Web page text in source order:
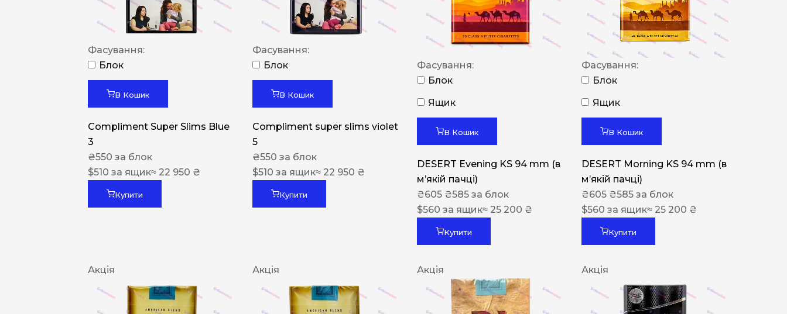
Фасування:
Блок
В Кошик
Compliment Super Slims Blue
3
₴550 за блок
$510 за ящик≈ 22 950 ₴
Купити
Фасування:
Блок
В Кошик
Compliment super slims violet
5
₴550 за блок
$510 за ящик≈ 22 950 ₴
Купити
Фасування:
Блок
Ящик
В Кошик
DESERT Evening KS 94 mm (в
мʼякій пачці)
₴605 ₴585 за блок
$560 за ящик≈ 25 200 ₴
Купити
Фасування:
Блок
Ящик
В Кошик
DESERT Morning KS 94 mm (в
мʼякій пачці)
₴605 ₴585 за блок
$560 за ящик≈ 25 200 ₴
Купити
Акція Акція Акція Акція